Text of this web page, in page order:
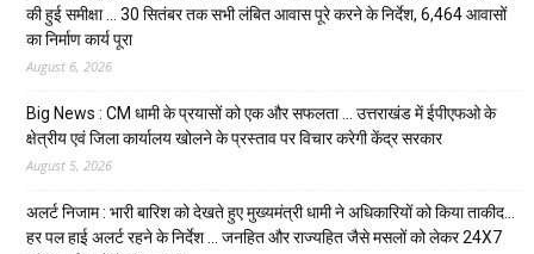
की हुई समीक्षा … 30 सितंबर तक सभी लंबित आवास पूरे करने के निर्देश, 6,464 आवासों
का निर्माण कार्य पूरा
August 6, 2026
Big News : CM धामी के प्रयासों को एक और सफलता … उत्तराखंड में ईपीएफओ के
क्षेत्रीय एवं जिला कार्यालय खोलने के प्रस्ताव पर विचार करेगी केंद्र सरकार
August 5, 2026
अलर्ट निजाम : भारी बारिश को देखते हुए मुख्यमंत्री धामी ने अधिकारियों को किया ताकीद…
हर पल हाई अलर्ट रहने के निर्देश … जनहित और राज्यहित जैसे मसलों को लेकर 24X7